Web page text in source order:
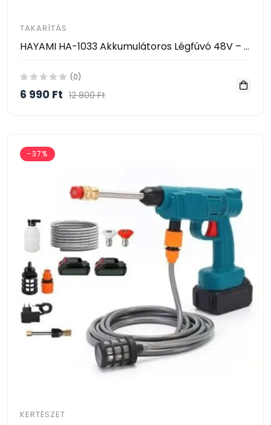
TAKARÍTÁS
HAYAMI HA-1033 Akkumulátoros Légfúvó 48V – Vezeték Nélküli Tisztító Ventilátor 2 Akkumulátorral
(0)
6 990 Ft 12 800 Ft
-37%
KERTÉSZET